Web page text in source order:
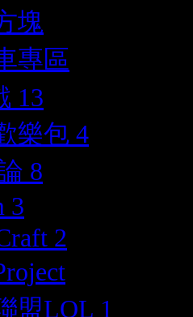
塊
專區
13
樂包 4
8
3
2
盟LOL 1